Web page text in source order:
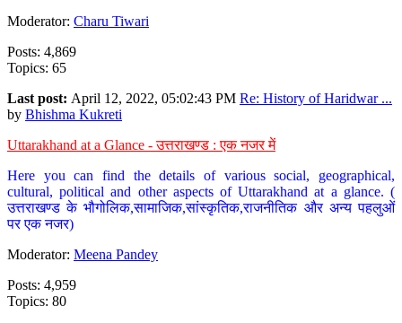
Moderator: Charu Tiwari
Posts: 4,869
Topics: 65
Last post: April 12, 2022, 05:02:43 PM Re: History of Haridwar ...
by Bhishma Kukreti
Uttarakhand at a Glance - उत्तराखण्ड : एक नजर में
Here you can find the details of various social, geographical,
cultural, political and other aspects of Uttarakhand at a glance. (
उत्तराखण्ड के भौगोलिक,सामाजिक,सांस्कृतिक,राजनीतिक और अन्य पहलुओं
पर एक नजर)
Moderator: Meena Pandey
Posts: 4,959
Topics: 80